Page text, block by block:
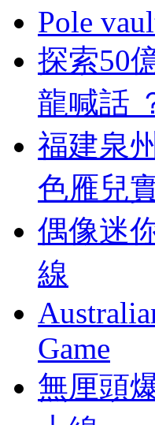
Pole
探索50
龍喊話 
福建泉
色雁兒
偶像迷
線
Game
無厘頭